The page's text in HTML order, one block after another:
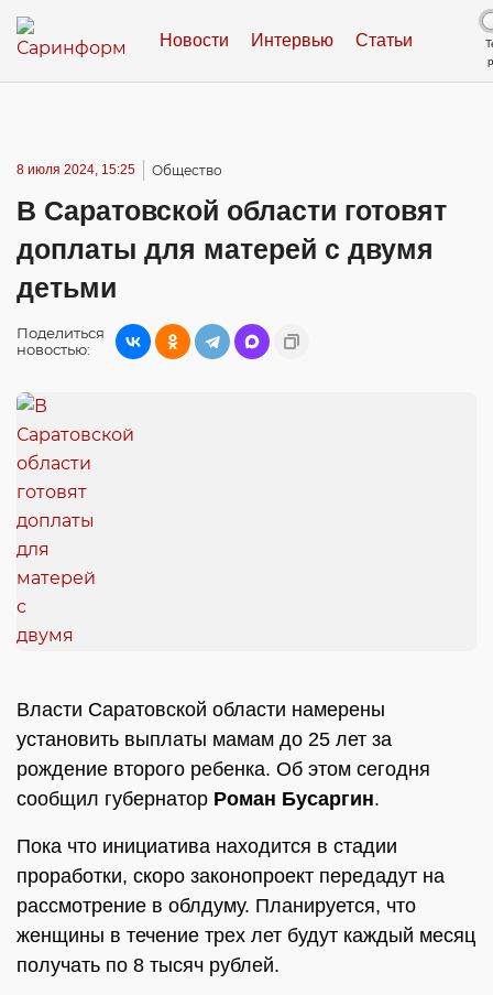
Новости Интервью Статьи
8 июля 2024, 15:25 Общество
В Саратовской области готовят
доплаты для матерей с двумя
детьми
Поделиться
новостью:
Власти Саратовской области намерены
установить выплаты мамам до 25 лет за
рождение второго ребенка. Об этом сегодня
сообщил губернатор Роман Бусаргин.
Пока что инициатива находится в стадии
проработки, скоро законопроект передадут на
рассмотрение в облдуму. Планируется, что
женщины в течение трех лет будут каждый месяц
получать по 8 тысяч рублей.